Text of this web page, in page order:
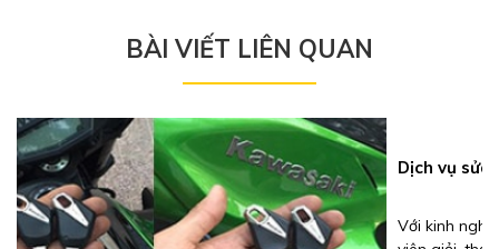
BÀI VIẾT LIÊN QUAN